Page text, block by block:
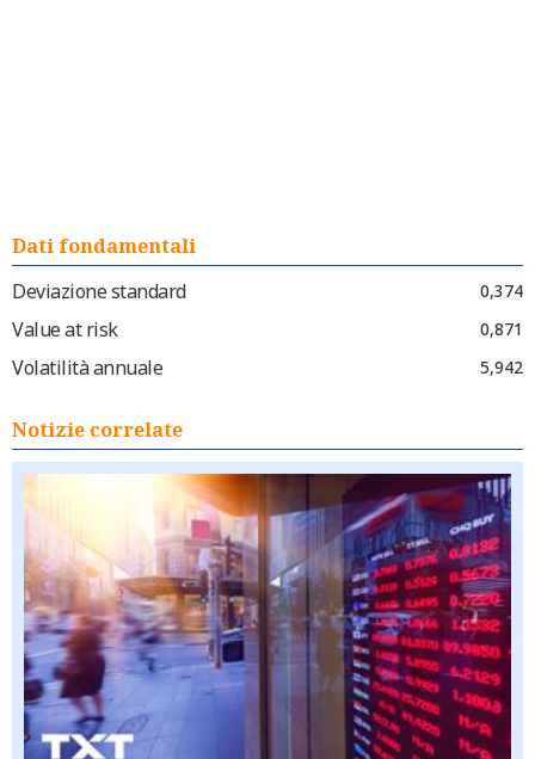
Dati fondamentali
Deviazione standard
0,374
Value at risk 0,871
Volatilità annuale 5,942
Notizie correlate